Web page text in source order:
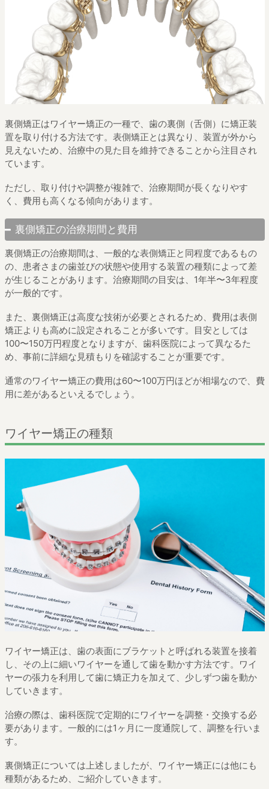
裏側矯正はワイヤー矯正の一種で、歯の裏側（舌側）に矯正装
置を取り付ける方法です。表側矯正とは異なり、装置が外から
見えないため、治療中の見た目を維持できることから注目され
ています。
ただし、取り付けや調整が複雑で、治療期間が長くなりやす
く、費用も高くなる傾向があります。
裏側矯正の治療期間と費用
裏側矯正の治療期間は、一般的な表側矯正と同程度であるもの
の、患者さまの歯並びの状態や使用する装置の種類によって差
が生じることがあります。治療期間の目安は、1年半〜3年程度
が一般的です。
また、裏側矯正は高度な技術が必要とされるため、費用は表側
矯正よりも高めに設定されることが多いです。目安としては
100〜150万円程度となりますが、歯科医院によって異なるた
め、事前に詳細な見積もりを確認することが重要です。
通常のワイヤー矯正の費用は60〜100万円ほどが相場なので、費
用に差があるといえるでしょう。
ワイヤー矯正の種類
ワイヤー矯正は、歯の表面にブラケットと呼ばれる装置を接着
し、その上に細いワイヤーを通して歯を動かす方法です。ワイ
ヤーの張力を利用して歯に矯正力を加えて、少しずつ歯を動か
していきます。
治療の際は、歯科医院で定期的にワイヤーを調整・交換する必
要があります。一般的には1ヶ月に一度通院して、調整を行いま
す。
裏側矯正については上述しましたが、ワイヤー矯正には他にも
種類があるため、ご紹介していきます。